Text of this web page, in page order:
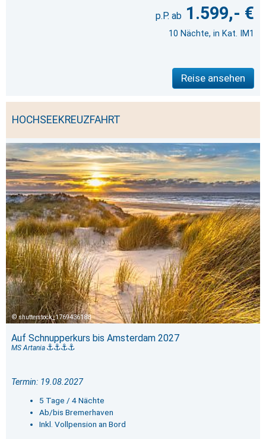
1.599,- €
10 Nächte, in Kat. IM1
Reise ansehen
HOCHSEEKREUZFAHRT
shutterstock_1769436188
Auf Schnupperkurs bis Amsterdam 2027
MS Artania
Termin: 19.08.2027
5 Tage / 4 Nächte
Ab/bis Bremerhaven
Inkl. Vollpension an Bord